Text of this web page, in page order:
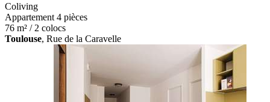
Coliving
Appartement 4 pièces
76 m² / 2 colocs
Toulouse, Rue de la Caravelle